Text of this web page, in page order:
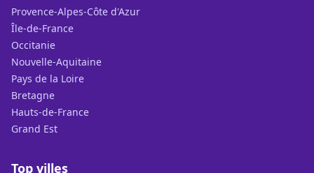
Provence-Alpes-Côte d'Azur
Île-de-France
Occitanie
Nouvelle-Aquitaine
Pays de la Loire
Bretagne
Hauts-de-France
Grand Est
Top villes